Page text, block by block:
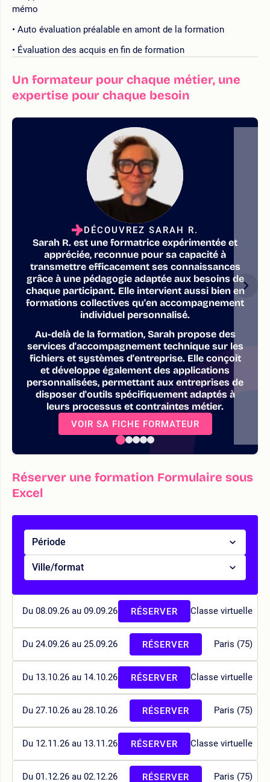
mémo
Auto évaluation préalable en amont de la formation
Évaluation des acquis en fin de formation
Un formateur pour chaque métier, une
expertise pour chaque besoin
DÉCOUVREZ SARAH R.
Sarah R. est une formatrice expérimentée et
appréciée, reconnue pour sa capacité à
transmettre efficacement ses connaissances
grâce à une pédagogie adaptée aux besoins de
chaque participant. Elle intervient aussi bien en
formations collectives qu'en accompagnement
individuel personnalisé.
Au-delà de la formation, Sarah propose des
services d'accompagnement technique sur les
fichiers et systèmes d'entreprise. Elle conçoit
et développe également des applications
personnalisées, permettant aux entreprises de
disposer d'outils spécifiquement adaptés à
leurs processus et contraintes métier.
VOIR SA FICHE FORMATEUR
Réserver une formation Formulaire sous
Excel
Période
Ville/format
Du 08.09.26 au 09.09.26 Classe virtuelle
RÉSERVER
Du 24.09.26 au 25.09.26 Paris (75)
RÉSERVER
Du 13.10.26 au 14.10.26 Classe virtuelle
RÉSERVER
Du 27.10.26 au 28.10.26 Paris (75)
RÉSERVER
Du 12.11.26 au 13.11.26 Classe virtuelle
RÉSERVER
Du 01.12.26 au 02.12.26 Paris (75)
RÉSERVER